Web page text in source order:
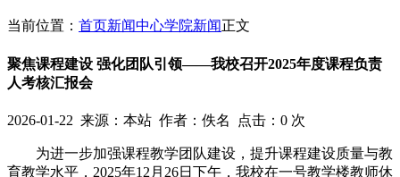
当前位置： 首页新闻中心学院新闻正文
聚焦课程建设 强化团队引领——我校召开2025年度课程负责
人考核汇报会
2026-01-22 来源：本站 作者：佚名 点击： 0 次
为进一步加强课程教学团队建设，提升课程建设质量与教
育教学水平，2025年12月26日下午，我校在一号教学楼教师休